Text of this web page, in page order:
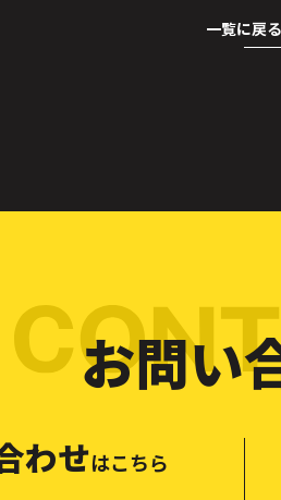
一覧に戻る
お問い
わせはこちら